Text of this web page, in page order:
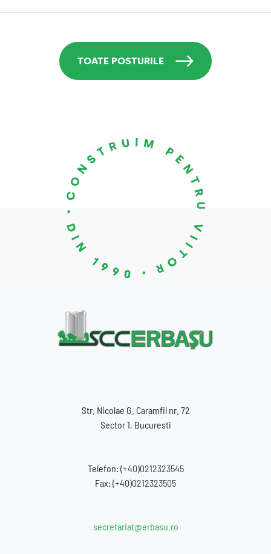
TOATE POSTURILE
Str. Nicolae G. Caramfil nr. 72
Sector 1, Bucuresti
Telefon: (+40)0212323545
Fax: (+40)0212323505
secretariat@erbasu.ro